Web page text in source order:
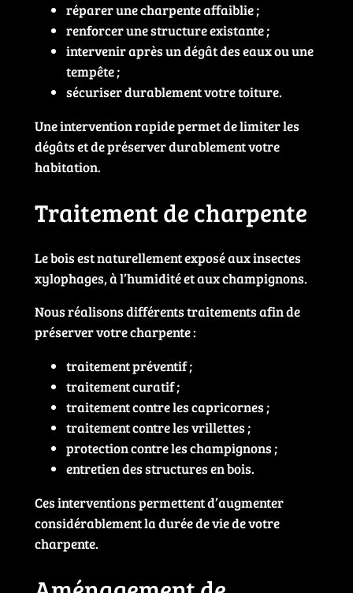
réparer une charpente affaiblie ;
renforcer une structure existante ;
intervenir après un dégât des eaux ou une
tempête ;
sécuriser durablement votre toiture.
Une intervention rapide permet de limiter les
dégâts et de préserver durablement votre
habitation.
Traitement de charpente
Le bois est naturellement exposé aux insectes
xylophages, à l’humidité et aux champignons.
Nous réalisons différents traitements afin de
préserver votre charpente :
traitement préventif ;
traitement curatif ;
traitement contre les capricornes ;
traitement contre les vrillettes ;
protection contre les champignons ;
entretien des structures en bois.
Ces interventions permettent d’augmenter
considérablement la durée de vie de votre
charpente.